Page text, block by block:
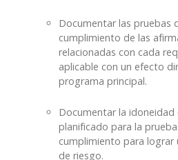
Documentar las pruebas
cumplimiento de las
relacionadas con cada
aplicable con un efecto
programa principal.
Documentar la
planificado para la
cumplimiento para
de riesgo.